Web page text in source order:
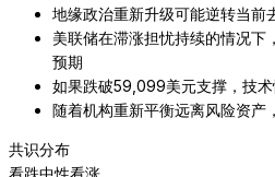
地缘政治重新升级可能逆转当前
美联储在滞涨担忧持续的情况下
预期
如果跌破59,099美元支撑，技
随着机构重新平衡远离风险资产
共识分布
看跌中性看涨